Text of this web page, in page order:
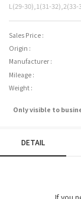
L(29-30),1(31-
Sales Price :
Origin :
Manufacturer :
Mileage :
Weight :
Only visible to
DETAIL
If you